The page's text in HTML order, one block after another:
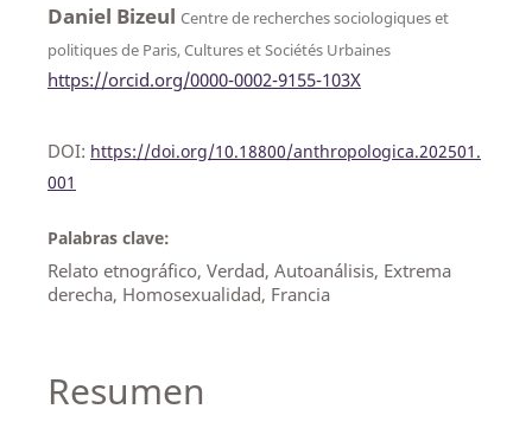
Daniel Bizeul Centre de recherches sociologiques et
politiques de Paris, Cultures et Sociétés Urbaines
https://orcid.org/0000-0002-9155-103X
DOI: https://doi.org/10.18800/anthropologica.202501.
001
Palabras clave:
Relato etnográfico, Verdad, Autoanálisis, Extrema
derecha, Homosexualidad, Francia
Resumen